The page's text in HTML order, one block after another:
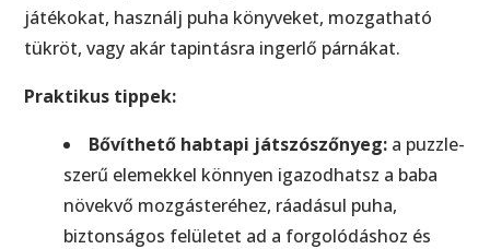
játékokat, használj puha könyveket, mozgatható
tükröt, vagy akár tapintásra ingerlő párnákat.
Praktikus tippek:
Bővíthető habtapi játszószőnyeg: a puzzle-
szerű elemekkel könnyen igazodhatsz a baba
növekvő mozgásteréhez, ráadásul puha,
biztonságos felületet ad a forgolódáshoz és